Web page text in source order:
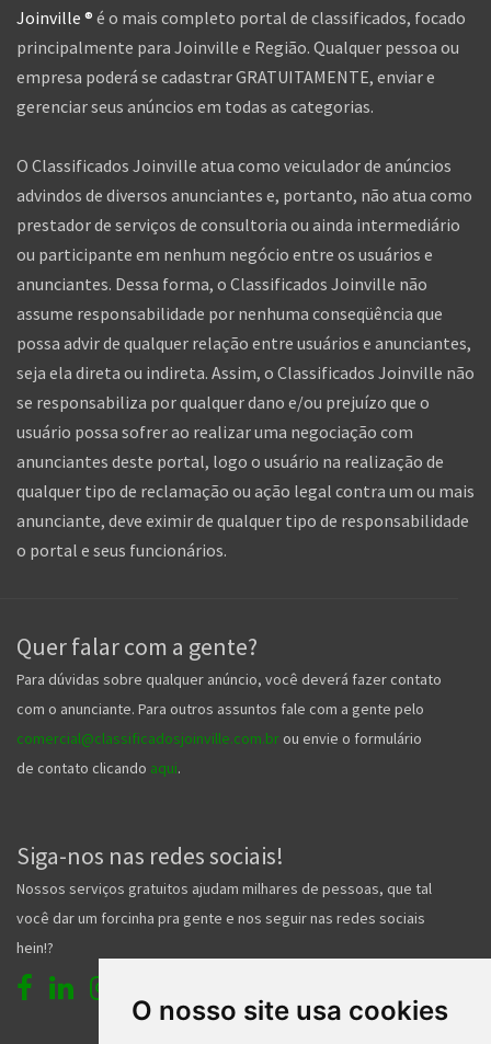
O nosso site usa cookies
Joinville ® é o mais completo portal de classificados, focado
principalmente para Joinville e Região. Qualquer pessoa ou
empresa poderá se cadastrar GRATUITAMENTE, enviar e
gerenciar seus anúncios em todas as categorias.
O Classificados Joinville atua como veiculador de anúncios
advindos de diversos anunciantes e, portanto, não atua como
prestador de serviços de consultoria ou ainda intermediário
ou participante em nenhum negócio entre os usuários e
anunciantes. Dessa forma, o Classificados Joinville não
assume responsabilidade por nenhuma conseqüência que
possa advir de qualquer relação entre usuários e anunciantes,
seja ela direta ou indireta. Assim, o Classificados Joinville não
se responsabiliza por qualquer dano e/ou prejuízo que o
usuário possa sofrer ao realizar uma negociação com
anunciantes deste portal, logo o usuário na realização de
qualquer tipo de reclamação ou ação legal contra um ou mais
anunciante, deve eximir de qualquer tipo de responsabilidade
o portal e seus funcionários.
Quer falar com a gente?
Para dúvidas sobre qualquer anúncio, você deverá fazer contato
com o anunciante. Para outros assuntos fale com a gente pelo
comercial@classificadosjoinville.com.br ou envie o formulário
de contato clicando aqui.
Siga-nos nas redes sociais!
Nossos serviços gratuitos ajudam milhares de pessoas, que tal
você dar um forcinha pra gente e nos seguir nas redes sociais
hein!?